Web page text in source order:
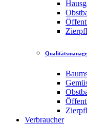
Verbraucher